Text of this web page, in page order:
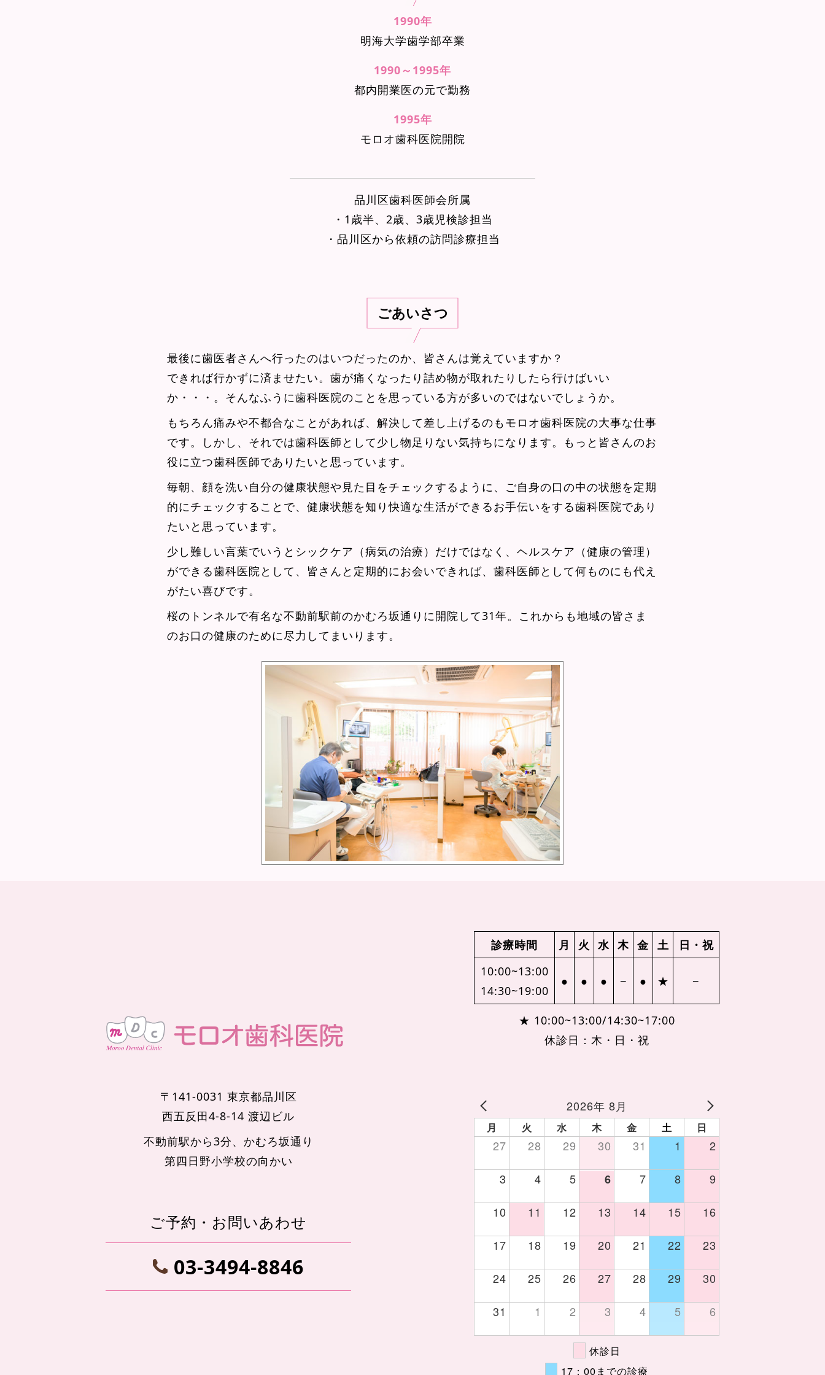
1990年
明海大学歯学部卒業
1990～1995年
都内開業医の元で勤務
1995年
モロオ歯科医院開院
品川区歯科医師会所属
・1歳半、2歳、3歳児検診担当
・品川区から依頼の訪問診療担当
ごあいさつ
最後に歯医者さんへ行ったのはいつだったのか、皆さんは覚えていますか？
できれば行かずに済ませたい。歯が痛くなったり詰め物が取れたりしたら行けばいい
か・・・。そんなふうに歯科医院のことを思っている方が多いのではないでしょうか。
もちろん痛みや不都合なことがあれば、解決して差し上げるのもモロオ歯科医院の大事な仕事
です。しかし、それでは歯科医師として少し物足りない気持ちになります。もっと皆さんのお
役に立つ歯科医師でありたいと思っています。
毎朝、顔を洗い自分の健康状態や見た目をチェックするように、ご自身の口の中の状態を定期
的にチェックすることで、健康状態を知り快適な生活ができるお手伝いをする歯科医院であり
たいと思っています。
少し難しい言葉でいうとシックケア（病気の治療）だけではなく、ヘルスケア（健康の管理）
ができる歯科医院として、皆さんと定期的にお会いできれば、歯科医師として何ものにも代え
がたい喜びです。
桜のトンネルで有名な不動前駅前のかむろ坂通りに開院して31年。これからも地域の皆さま
のお口の健康のために尽力してまいります。
〒141-0031 東京都品川区
西五反田4-8-14 渡辺ビル
不動前駅から3分、かむろ坂通り
第四日野小学校の向かい
ご予約・お問いあわせ
03-3494-8846
診療時間 月 火 水 木 金 土
日・祝
10:00~13:00
14:30~19:00
● ● ● − ● ★ −
★ 10:00~13:00/14:30~17:00
休診日：木・日・祝
2026年 8月
月 火 水 木 金 土 日
27 28 29 30 31 1 2
3 4 5 6 7 8 9
10 11 12 13 14 15 16
17 18 19 20 21 22 23
24 25 26 27 28 29 30
31 1 2 3 4 5 6
休診日
17：00までの診療